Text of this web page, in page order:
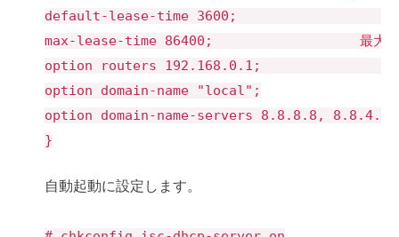
default-lease-time 3600; リース時
max-lease-time 86400; 最大リー
option routers 192.168.0.1; ディフォ
option domain-name "local";
option domain-name-servers 8.8.8.8, 8.8.4.4;
}
自動起動に設定します。